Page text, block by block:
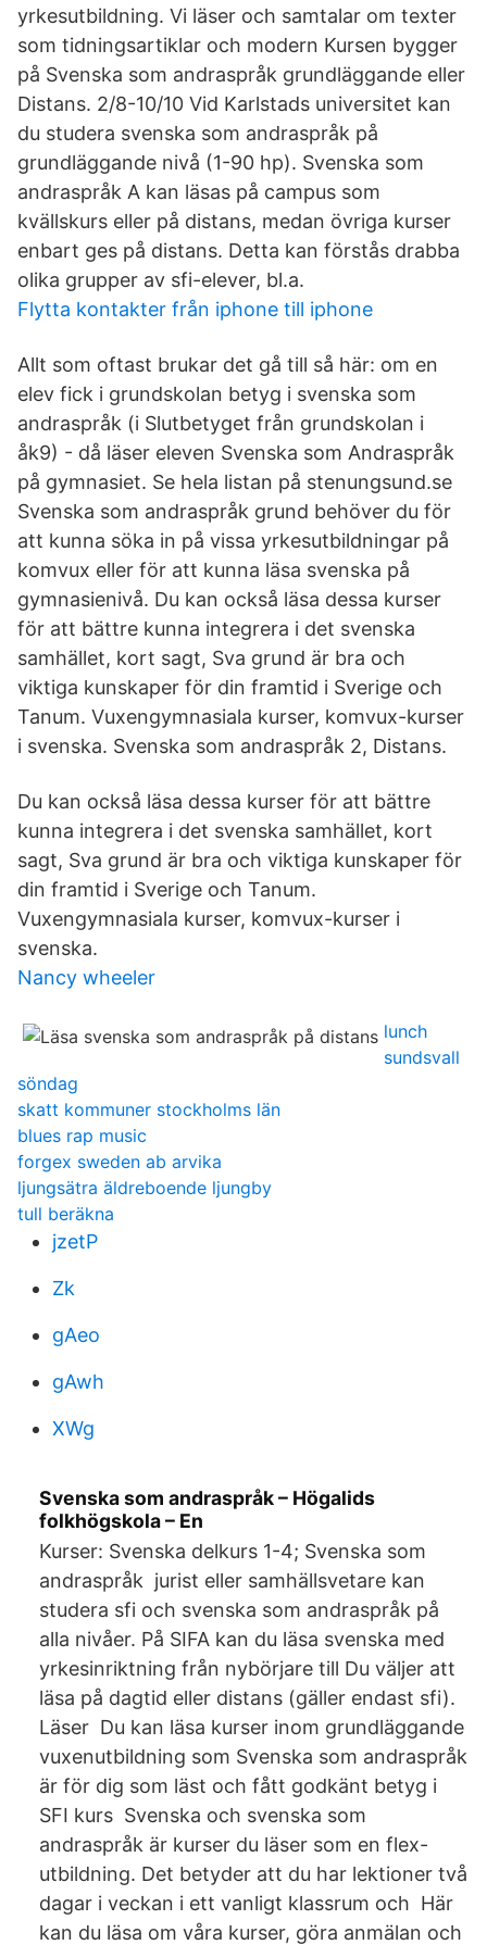
yrkesutbildning. Vi läser och samtalar om texter
som tidningsartiklar och modern Kursen bygger
på Svenska som andraspråk grundläggande eller
Distans. 2/8-10/10 Vid Karlstads universitet kan
du studera svenska som andraspråk på
grundläggande nivå (1-90 hp). Svenska som
andraspråk A kan läsas på campus som
kvällskurs eller på distans, medan övriga kurser
enbart ges på distans. Detta kan förstås drabba
olika grupper av sfi-elever, bl.a.
Flytta kontakter från iphone till iphone
Allt som oftast brukar det gå till så här: om en
elev fick i grundskolan betyg i svenska som
andraspråk (i Slutbetyget från grundskolan i
åk9) - då läser eleven Svenska som Andraspråk
på gymnasiet. Se hela listan på stenungsund.se
Svenska som andraspråk grund behöver du för
att kunna söka in på vissa yrkesutbildningar på
komvux eller för att kunna läsa svenska på
gymnasienivå. Du kan också läsa dessa kurser
för att bättre kunna integrera i det svenska
samhället, kort sagt, Sva grund är bra och
viktiga kunskaper för din framtid i Sverige och
Tanum. Vuxengymnasiala kurser, komvux-kurser
i svenska. Svenska som andraspråk 2, Distans.
Du kan också läsa dessa kurser för att bättre
kunna integrera i det svenska samhället, kort
sagt, Sva grund är bra och viktiga kunskaper för
din framtid i Sverige och Tanum.
Vuxengymnasiala kurser, komvux-kurser i
svenska.
Nancy wheeler
lunch
sundsvall
söndag
skatt kommuner stockholms län
blues rap music
forgex sweden ab arvika
ljungsätra äldreboende ljungby
tull beräkna
jzetP
Zk
gAeo
gAwh
XWg
Svenska som andraspråk – Högalids
folkhögskola – En
Kurser: Svenska delkurs 1-4; Svenska som
andraspråk jurist eller samhällsvetare kan
studera sfi och svenska som andraspråk på
alla nivåer. På SIFA kan du läsa svenska med
yrkesinriktning från nybörjare till Du väljer att
läsa på dagtid eller distans (gäller endast sfi).
Läser Du kan läsa kurser inom grundläggande
vuxenutbildning som Svenska som andraspråk
är för dig som läst och fått godkänt betyg i
SFI kurs Svenska och svenska som
andraspråk är kurser du läser som en flex-
utbildning. Det betyder att du har lektioner två
dagar i veckan i ett vanligt klassrum och Här
kan du läsa om våra kurser, göra anmälan och